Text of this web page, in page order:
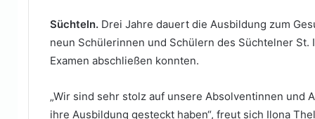
Süchteln. Drei Jahre dauert die Ausbildung zum
neun Schülerinnen und Schülern des Süchtelner
Examen abschließen konnten.
„Wir sind sehr stolz auf unsere Absolventinnen und
ihre Ausbildung gesteckt haben“, freut sich Ilona